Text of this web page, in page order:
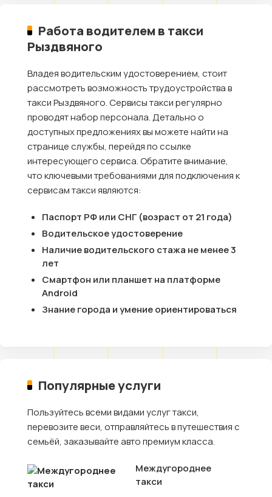
Работа водителем в такси
Рыздвяного
Владея водительским удостоверением, стоит
рассмотреть возможность трудоустройства в
такси Рыздвяного. Сервисы такси регулярно
проводят набор персонала. Детально о
доступных предложениях вы можете найти на
странице службы, перейдя по ссылке
интересующего сервиса. Обратите внимание,
что ключевыми требованиями для подключения к
сервисам такси являются:
Паспорт РФ или СНГ (возраст от 21 года)
Водительское удостоверение
Наличие водительского стажа не менее 3
лет
Смартфон или планшет на платформе
Android
Знание города и умение ориентироваться
Популярные услуги
Пользуйтесь всеми видами услуг такси,
перевозите веси, отправляйтесь в путешествия с
семьёй, заказывайте авто премиум класса.
Междугороднее
такси